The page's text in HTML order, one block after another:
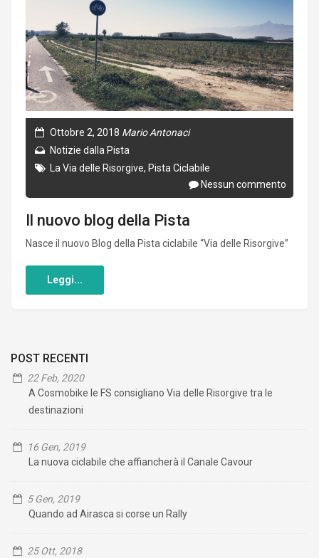
Ottobre 2, 2018 Mario Antonaci
Notizie dalla Pista
La Via delle Risorgive, Pista Ciclabile
Nessun commento
Il nuovo blog della Pista
Nasce il nuovo Blog della Pista ciclabile “Via delle Risorgive”
Leggi...
POST RECENTI
22 Feb, 2020
A Cosmobike le FS consigliano Via delle Risorgive tra le
destinazioni
16 Gen, 2019
La nuova ciclabile che affiancherà il Canale Cavour
5 Gen, 2019
Quando ad Airasca si corse un Rally
25 Ott, 2018